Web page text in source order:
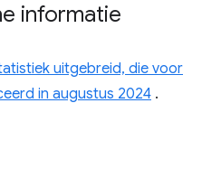
informatie
uitgebreid, die voor
in augustus 2024 .